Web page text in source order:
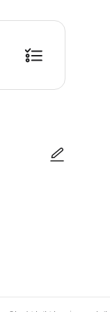
니다. * 액티비티는 날